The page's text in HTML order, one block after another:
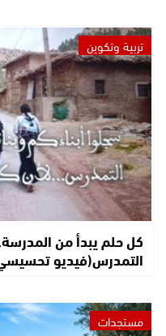
تربية وتكوين
كل حلم يبدأ من
التمدرس(فيديو
مستجدات